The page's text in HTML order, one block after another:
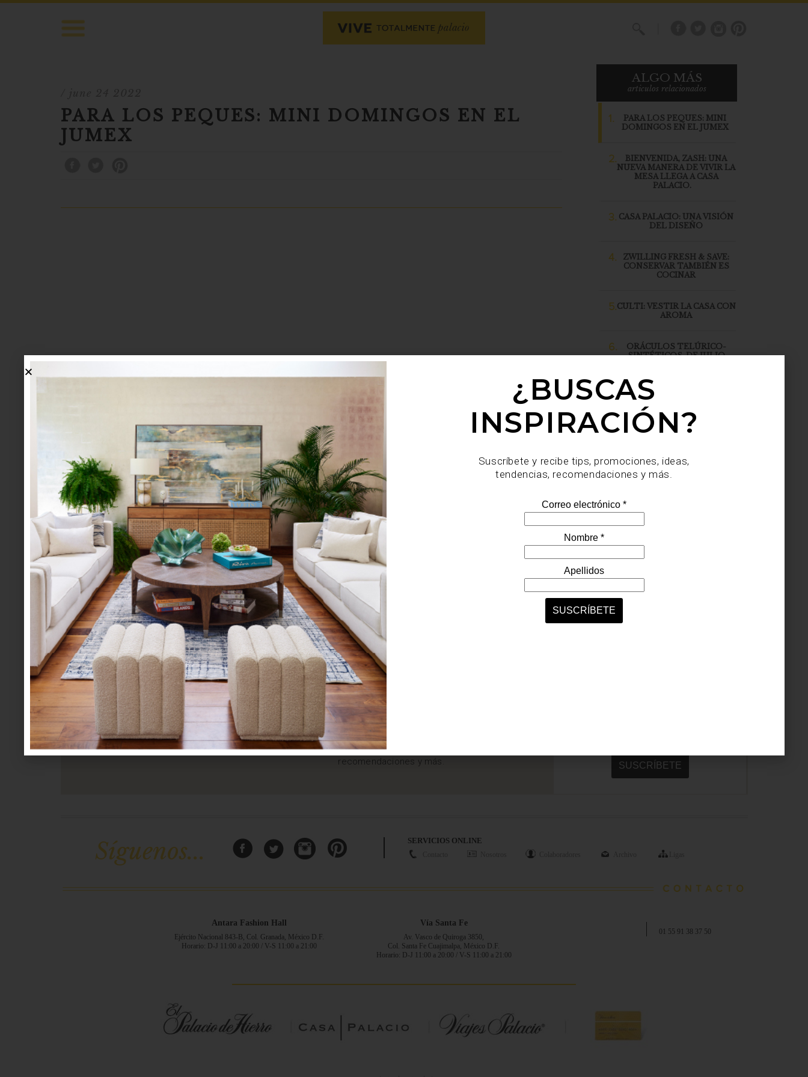
PARA LOS PEQUES: MINI DOMINGOS EN EL
JUMEX
ALGO MÁS
articulos relacionados
1.
PARA LOS PEQUES: MINI
DOMINGOS EN EL JUMEX
2.
BIENVENIDA, ZASH: UNA
NUEVA MANERA DE VIVIR LA
MESA LLEGA A CASA
PALACIO.
3. CASA PALACIO: UNA VISIÓN
DEL DISEÑO
4.
ZWILLING FRESH & SAVE:
CONSERVAR TAMBIÉN ES
COCINAR
5.CULTI: VESTIR LA CASA CON
AROMA
6.
ORÁCULOS TELÚRICO-
SINTÉTICOS, DE JULIO
lo más nuevo
1.
BIENVENIDA, ZASH: UNA
NUEVA MANERA DE VIVIR
LA MESA LLEGA A CASA
PALACIO.
mesa y cocina
august 05 2026
¿BUSCAS MÁS
INSPIRACIÓN?
Suscríbete y recibe tips, promociones, ideas, tendencias,
recomendaciones y más.
Síguenos... SERVICIOS ONLINE
Antara Fashion Hall
Ejército Nacional 843-B, Col. Granada, México D.F.
Horario: D-J 11:00 a 20:00 / V-S 11:00 a 21:00
Vía Santa Fe
Av. Vasco de Quiroga 3850,
Col. Santa Fe Cuajimalpa, México D.F.
Horario: D-J 11:00 a 20:00 / V-S 11:00 a 21:00
01 55 91 38 37 50
¿BUSCAS
INSPIRACIÓN?
Suscríbete y recibe tips, promociones, ideas,
tendencias, recomendaciones y más.